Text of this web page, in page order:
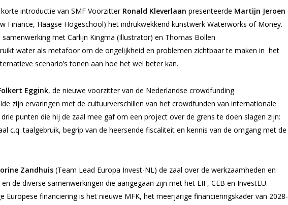
introductie van SMF Voorzitter Ronald Kleverlaan presenteerde Martijn Jeroen
Finance, Haagse Hogeschool) het indrukwekkend kunstwerk Waterworks of Money.
met Carlijn Kingma (Illustrator) en Thomas Bollen
water als metafoor om de ongelijkheid en problemen zichtbaar te maken in het
scenario’s tonen aan hoe het wel beter kan.
Eggink, de nieuwe voorzitter van de Nederlandse crowdfunding
zijn ervaringen met de cultuurverschillen van het crowdfunden van internationale
punten die hij de zaal mee gaf om een project over de grens te doen slagen zijn:
c.q. taalgebruik, begrip van de heersende fiscaliteit en kennis van de omgang met de
Zandhuis (Team Lead Europa Invest-NL) de zaal over de werkzaamheden en
de diverse samenwerkingen die aangegaan zijn met het EIF, CEB en InvestEU.
Europese financiering is het nieuwe MFK, het meerjarige financieringskader van 2028-